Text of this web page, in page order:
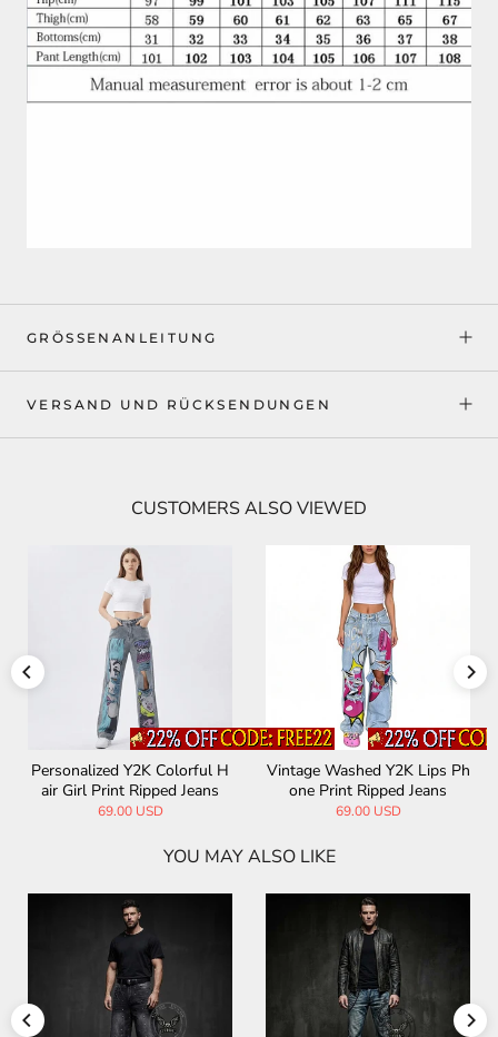
GRÖSSENANLEITUNG
VERSAND UND RÜCKSENDUNGEN
CUSTOMERS ALSO VIEWED
Personalized Y2K Colorful H
air Girl Print Ripped Jeans
69.00 USD
Vintage Washed Y2K Lips Ph
one Print Ripped Jeans
69.00 USD
YOU MAY ALSO LIKE